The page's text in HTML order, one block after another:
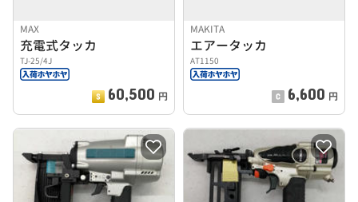
MAX
充電式タッカ
TJ-25/4J
60,500 円
MAKITA
エアータッカ
AT1150
6,600 円